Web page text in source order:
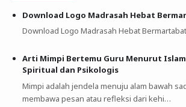
Download Logo Madrasah Hebat
Download Logo Madrasah Hebat
Arti Mimpi Bertemu Guru Menurut
Spiritual dan Psikologis
Mimpi adalah jendela menuju alam bawah
membawa pesan atau refleksi dari kehi…